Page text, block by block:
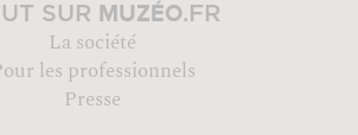
SUR MUZÉO.FR
La société
les professionnels
Presse